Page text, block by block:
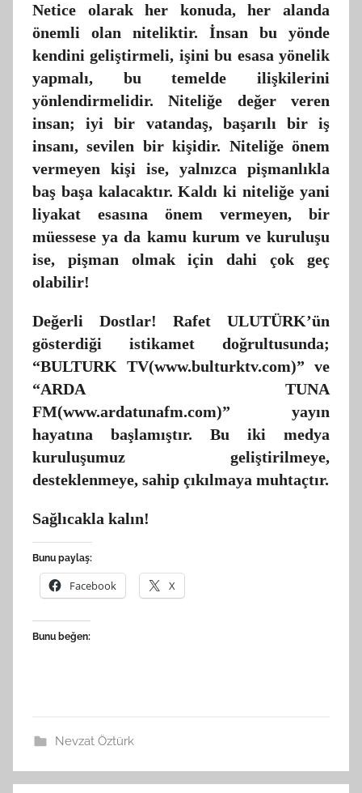
Netice olarak her konuda, her alanda
önemli olan niteliktir. İnsan bu yönde
kendini geliştirmeli, işini bu esasa yönelik
yapmalı, bu temelde ilişkilerini
yönlendirmelidir. Niteliğe değer veren
insan; iyi bir vatandaş, başarılı bir iş
insanı, sevilen bir kişidir. Niteliğe önem
vermeyen kişi ise, yalnızca pişmanlıkla
baş başa kalacaktır. Kaldı ki niteliğe yani
liyakat esasına önem vermeyen, bir
müessese ya da kamu kurum ve kuruluşu
ise, pişman olmak için dahi çok geç
olabilir!
Değerli Dostlar! Rafet ULUTÜRK’ün
gösterdiği istikamet doğrultusunda;
“BULTURK TV(www.bulturktv.com)” ve
“ARDA TUNA
FM(www.ardatunafm.com)” yayın
hayatına başlamıştır. Bu iki medya
kuruluşumuz geliştirilmeye,
desteklenmeye, sahip çıkılmaya muhtaçtır.
Sağlıcakla kalın!
Bunu paylaş:
Facebook X
Bunu beğen:
Nevzat Öztürk